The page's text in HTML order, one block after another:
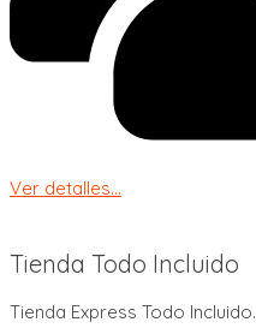
Ver detalles...
Tienda Todo Incluido
Tienda Express Todo Incluido.